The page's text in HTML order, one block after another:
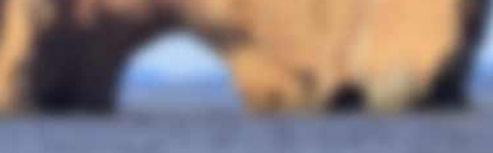
du
gouvernement
du